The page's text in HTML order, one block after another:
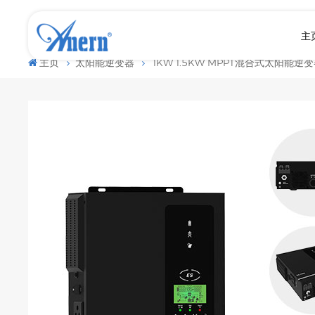
主
主页 太阳能逆变器 1KW 1.5KW MPPT混合式太阳能逆